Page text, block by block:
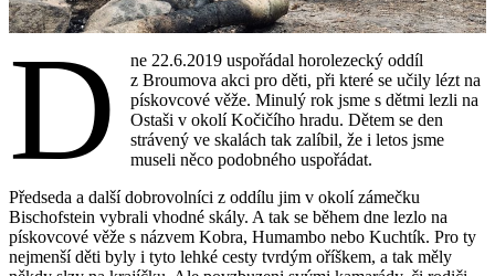
D
ne 22.6.2019 uspořádal horolezecký oddíl
z Broumova akci pro děti, při které se učily lézt na
pískovcové věže. Minulý rok jsme s dětmi lezli na
Ostaši v okolí Kočičího hradu. Dětem se den
strávený ve skalách tak zalíbil, že i letos jsme
museli něco podobného uspořádat.
Předseda a další dobrovolníci z oddílu jim v okolí zámečku
Bischofstein vybrali vhodné skály. A tak se během dne lezlo na
pískovcové věže s názvem Kobra, Humambo nebo Kuchtík. Pro ty
nejmenší děti byly i tyto lehké cesty tvrdým oříškem, a tak měly